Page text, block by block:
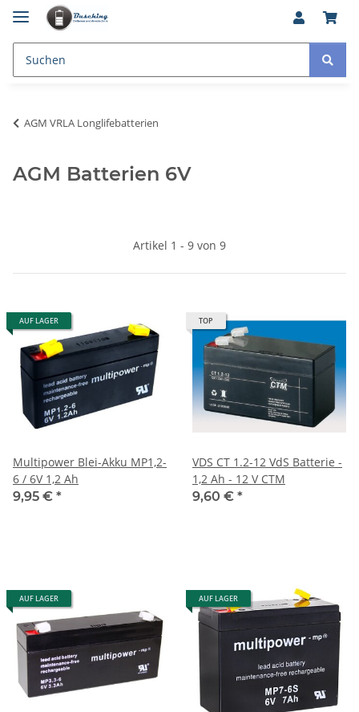
AGM VRLA Longlifebatterien
AGM Batterien 6V
Artikel 1 - 9 von 9
AUF LAGER
Multipower Blei-Akku MP1,2-
6 / 6V 1,2 Ah
9,95 € *
TOP
VDS CT 1.2-12 VdS Batterie -
1,2 Ah - 12 V CTM
9,60 € *
AUF LAGER AUF LAGER